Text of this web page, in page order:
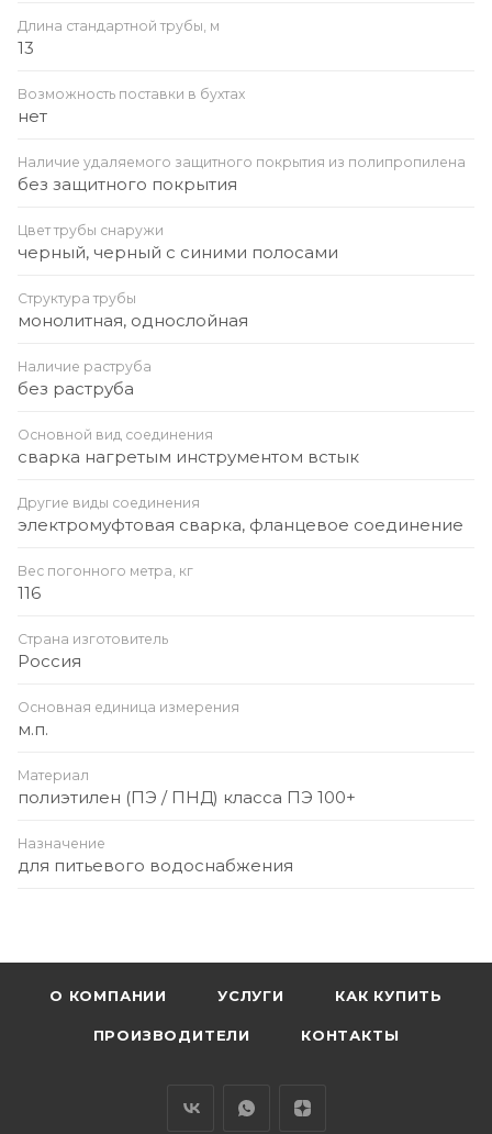
Длина стандартной трубы, м
13
Возможность поставки в бухтах
нет
Наличие удаляемого защитного покрытия из полипропилена
без защитного покрытия
Цвет трубы снаружи
черный, черный с синими полосами
Структура трубы
монолитная, однослойная
Наличие раструба
без раструба
Основной вид соединения
сварка нагретым инструментом встык
Другие виды соединения
электромуфтовая сварка, фланцевое соединение
Вес погонного метра, кг
116
Страна изготовитель
Россия
Основная единица измерения
м.п.
Материал
полиэтилен (ПЭ / ПНД) класса ПЭ 100+
Назначение
для питьевого водоснабжения
О КОМПАНИИ УСЛУГИ КАК КУПИТЬ
ПРОИЗВОДИТЕЛИ КОНТАКТЫ